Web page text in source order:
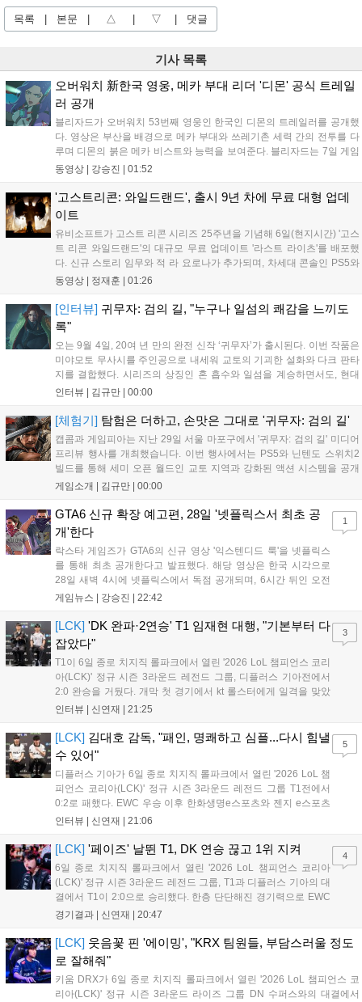
목록 본문 △ ▽ 댓글
기사 목록
오버워치 新한국 영웅, 메카 부대 리더 '디몬' 공식 트레일
러 공개
블리자드가 오버워치 53번째 영웅인 한국인 디몬의 트레일러를 공개했
다. 영상은 부산을 배경으로 메카 부대와 쓰레기촌 세력 간의 전투를 다
루며 디몬의 붉은 메카 비스트와 능력을 보여준다. 블리자드는 7일 게임
플레이 영상 공개를 시작으로 10일 시즌4 트레일러를 선보이며, 11일 시
론의 대립이 본격화될 전망이다....
동영상 | 강승진 01:52
'고스트리콘: 와일드랜드', 출시 9년 차에 무료 대형 업데
이트
유비소프트가 고스트 리콘 시리즈 25주년을 기념해 6일(현지시간) '고스
트 리콘 와일드랜드'의 대규모 무료 업데이트 '라스트 라이츠'를 배포했
다. 신규 스토리 임무와 적 라 요로나가 추가되며, 차세대 콘솔인 PS5와
Xbox Series X|S에서 4K 60FPS를 지원한다. 또한 편의성 개선과 함께
리를 제공한다....
동영상 | 정재훈 01:26
[인터뷰] 귀무자: 검의 길, "누구나 일섬의 쾌감을 느끼도
록"
오는 9월 4일, 20여 년 만의 완전 신작 ‘귀무자’가 출시된다. 이번 작품은
미야모토 무사시를 주인공으로 내세워 교토의 기괴한 설화와 다크 판타
지를 결합했다. 시리즈의 상징인 혼 흡수와 일섬을 계승하면서도, 현대
적인 검극 액션과 '무너뜨리기 일섬'을 더해 전투의 깊이를 더했다. 개발
하고자 했으며, 실제 검술 전문가의 모션 캡처를 통해 리얼리티를 극대
화했다. 세계관을 새롭게 재구성한 이번 신작은 기존 시리즈와 설정은
다르지만, 특유의 통쾌한 손맛과 다크 판타지 분위기를 충실히 담아내어
시리즈 팬과 신규 이용자 모두에게 새로운 재미를 선사할 예정이다....
인터뷰 | 김규만 00:00
[체험기] 탐험은 더하고, 손맛은 그대로 '귀무자: 검의 길'
캡콤과 게임피아는 지난 29일 서울 마포구에서 '귀무자: 검의 길' 미디어
프리뷰 행사를 개최했습니다. 이번 행사에서는 PS5와 닌텐도 스위치2
빌드를 통해 세미 오픈 월드인 교토 지역과 강화된 액션 시스템을 공개
했습니다. 주인공 미야모토 무사시가 오니를 정화하는 과정을 담았으며,
탄탄한 게임성을 선보여 기대감을 높였습니다....
게임소개 | 김규만 00:00
GTA6 신규 확장 예고편, 28일 '넷플릭스서 최초 공
개'한다
락스타 게임즈가 GTA6의 신규 영상 '익스텐디드 룩'을 넷플릭스
를 통해 최초 공개한다고 발표했다. 해당 영상은 한국 시각으로
28일 새벽 4시에 넷플릭스에서 독점 공개되며, 6시간 뒤인 오전
10시부터 공식 유튜브와 홈페이지에서도 확인할 수 있다. 기존보
이례적인 협업이 향후 게임 마케팅 방식에 어떤 변화를 가져올지
전 세계 팬들의 이목이 쏠리고 있다....
게임뉴스 | 강승진 22:42
1
[LCK] 'DK 완파·2연승' T1 임재현 대행, "기본부터 다
잡았다"
T1이 6일 종로 치지직 롤파크에서 열린 '2026 LoL 챔피언스 코리
아(LCK)' 정규 시즌 3라운드 레전드 그룹, 디플러스 기아전에서
2:0 완승을 거뒀다. 개막 첫 경기에서 kt 롤스터에게 일격을 맞았
지만, 젠지 e스포츠의 홈 경기에서 원정 승리를 챙기며 분위기를
한 모습이었다. 다음은...
인터뷰 | 신연재 21:25
3
[LCK] 김대호 감독, "패인, 명쾌하고 심플...다시 힘낼
수 있어"
디플러스 기아가 6일 종로 치지직 롤파크에서 열린 '2026 LoL 챔
피언스 코리아(LCK)' 정규 시즌 3라운드 레전드 그룹 T1전에서
0:2로 패했다. EWC 우승 이후 한화생명e스포츠와 젠지 e스포츠
를 잡아내며 기세를 끌어올렸지만, 경기력이 제 궤도에 오른 T1은
"오늘 져서 너무 아쉽다"...
인터뷰 | 신연재 21:06
5
[LCK] '페이즈' 날뛴 T1, DK 연승 끊고 1위 지켜
6일 종로 치지직 롤파크에서 열린 '2026 LoL 챔피언스 코리아
(LCK)' 정규 시즌 3라운드 레전드 그룹, T1과 디플러스 기아의 대
결에서 T1이 2:0으로 승리했다. 한층 단단해진 경기력으로 EWC
우승을 기점으로 파죽지세의 연승을 이어가던 디플러스 기아를
T1은 첫 드래곤을 두드렸...
경기결과 | 신연재 20:47
4
[LCK] 웃음꽃 핀 '에이밍', "KRX 팀원들, 부담스러울 정도
로 잘해줘"
키움 DRX가 6일 종로 치지직 롤파크에서 열린 '2026 LoL 챔피언스 코
리아(LCK)' 정규 시즌 3라운드 라이즈 그룹 DN 수퍼스와의 대결에서